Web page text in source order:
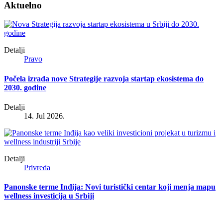
Aktuelno
Detalji
Pravo
Počela izrada nove Strategije razvoja startap ekosistema do
2030. godine
Detalji
14. Jul 2026.
Detalji
Privreda
Panonske terme Inđija: Novi turistički centar koji menja mapu
wellness investicija u Srbiji